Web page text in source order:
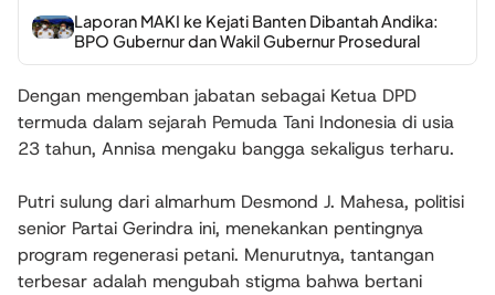
Laporan MAKI ke Kejati Banten Dibantah Andika:
BPO Gubernur dan Wakil Gubernur Prosedural
Dengan mengemban jabatan sebagai Ketua DPD
termuda dalam sejarah Pemuda Tani Indonesia di usia
23 tahun, Annisa mengaku bangga sekaligus terharu.
Putri sulung dari almarhum Desmond J. Mahesa, politisi
senior Partai Gerindra ini, menekankan pentingnya
program regenerasi petani. Menurutnya, tantangan
terbesar adalah mengubah stigma bahwa bertani